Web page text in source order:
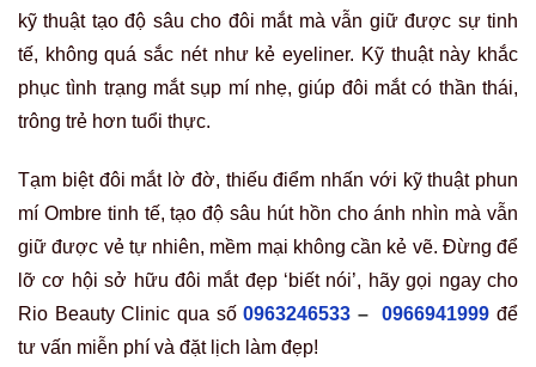
kỹ thuật tạo độ sâu cho đôi mắt mà vẫn giữ được sự tinh
tế, không quá sắc nét như kẻ eyeliner. Kỹ thuật này khắc
phục tình trạng mắt sụp mí nhẹ, giúp đôi mắt có thần thái,
trông trẻ hơn tuổi thực.
Tạm biệt đôi mắt lờ đờ, thiếu điểm nhấn với kỹ thuật phun
mí Ombre tinh tế, tạo độ sâu hút hồn cho ánh nhìn mà vẫn
giữ được vẻ tự nhiên, mềm mại không cần kẻ vẽ. Đừng để
lỡ cơ hội sở hữu đôi mắt đẹp ‘biết nói’, hãy gọi ngay cho
Rio Beauty Clinic qua số0963246533 –0966941999 để
tư vấn miễn phí và đặt lịch làm đẹp!